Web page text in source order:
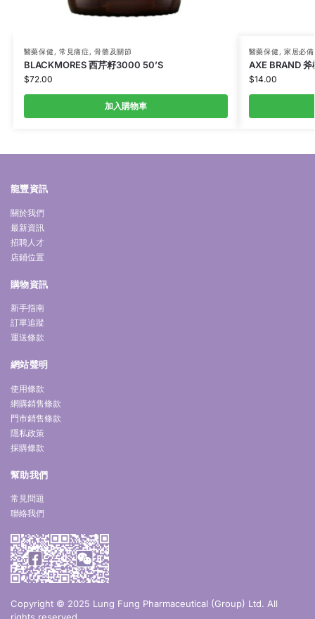
醫藥保健, 常見痛症,骨骼及關節
BLACKMORES 西芹籽3000 50’S
$72.00
加入購物車
醫藥保健, 家居必備
AXE BRAND
$14.00
龍豐資訊
關於我們
最新資訊
招聘人才
店鋪位置
購物資訊
新手指南
訂單追蹤
運送條款
網站聲明
使用條款
網購銷售條款
門市銷售條款
隱私政策
採購條款
幫助我們
常見問題
聯絡我們
Copyright © 2025 Lung Fung Pharmaceutical (Group) Ltd. All